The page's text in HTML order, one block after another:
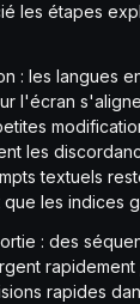
les étapes
: les langues
l'écran
les
textuels
que les indices
: des
rapides